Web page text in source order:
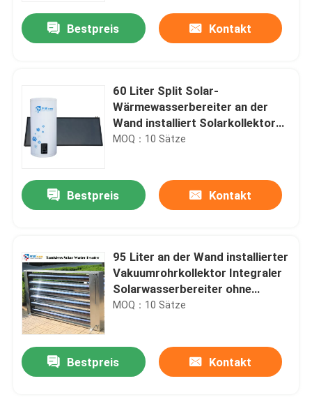
Zu Hause
Produkte
Videos
Bestpreis Kontakt
60 Liter Split Solar-
Wärmewasserbereiter an der
Wand installiert Solarkollektor
Wasserheizungssystem
MOQ：10 Sätze
Bestpreis Kontakt
95 Liter an der Wand installierter
Vakuumrohrkollektor Integraler
Solarwasserbereiter ohne
Wassertank
MOQ：10 Sätze
Bestpreis Kontakt